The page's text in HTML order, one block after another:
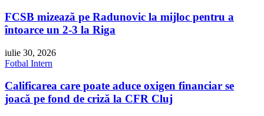
FCSB mizează pe Radunovic la mijloc pentru a
întoarce un 2-3 la Riga
iulie 30, 2026
Fotbal Intern
Calificarea care poate aduce oxigen financiar se
joacă pe fond de criză la CFR Cluj